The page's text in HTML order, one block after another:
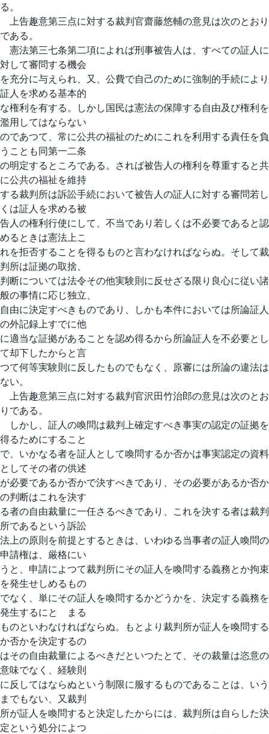
る。
上告趣意第三点に対する裁判官齋藤悠輔の意見は次のとおり
である。
憲法第三七条第二項によれば刑事被告人は、すべての証人に
対して審問する機会
を充分に与えられ、又、公費で自己のために強制的手続により
証人を求める基本的
な権利を有する。しかし国民は憲法の保障する自由及び権利を
濫用してはならない
のであつて、常に公共の福祉のためにこれを利用する責任を負
うことも同第一二条
の明定するところである。されば被告人の権利を尊重すると共
に公共の福祉を維持
する裁判所は訴訟手続において被告人の証人に対する審問若し
くは証人を求める被
告人の権利行使にして、不当であり若しくは不必要であると認
めるときは憲法上こ
れを拒否することを得るものと言わなければならぬ。そして裁
判所は証拠の取捨、
判断については法令その他実験則に反せざる限り良心に従い諸
般の事情に応じ独立、
自由に決定すべきものであり、しかも本件においては所論証人
の外記録上すでに他
に適当な証拠があることを認め得るから所論証人を不必要とし
て却下したからと言
つて何等実験則に反したものでもなく、原審には所論の違法は
ない。
上告趣意第三点に対する裁判官沢田竹治郎の意見は次のとお
りである。
しかし、証人の喚問は裁判上確定すべき事実の認定の証拠を
得るためにすること
で、いかなる者を証人として喚問するか否かは事実認定の資料
としてその者の供述
が必要であるか否かで決すべきであり、その必要があるか否か
の判断はこれを決す
る者の自由裁量に一任さるべきであり、これを決する者は裁判
所であるという訴訟
法上の原則を前提とするときは、いわゆる当事者の証人喚問の
申請権は、厳格にい
うと、申請によつて裁判所にその証人を喚問する義務とか拘束
を発生せしめるもの
でなく、単にその証人を喚問するかどうかを、決定する義務を
発生するにとゞまる
ものといわなければならぬ。もとより裁判所が証人を喚問する
か否かを決定するの
はその自由裁量によるべきだといつたとて、その裁量は恣意の
意味でなく、経験則
に反してはならぬという制限に服するものであることは、いう
までもない、又裁判
所が証人を喚問すると決定したからには、裁判所は自らした決
定という処分によつ